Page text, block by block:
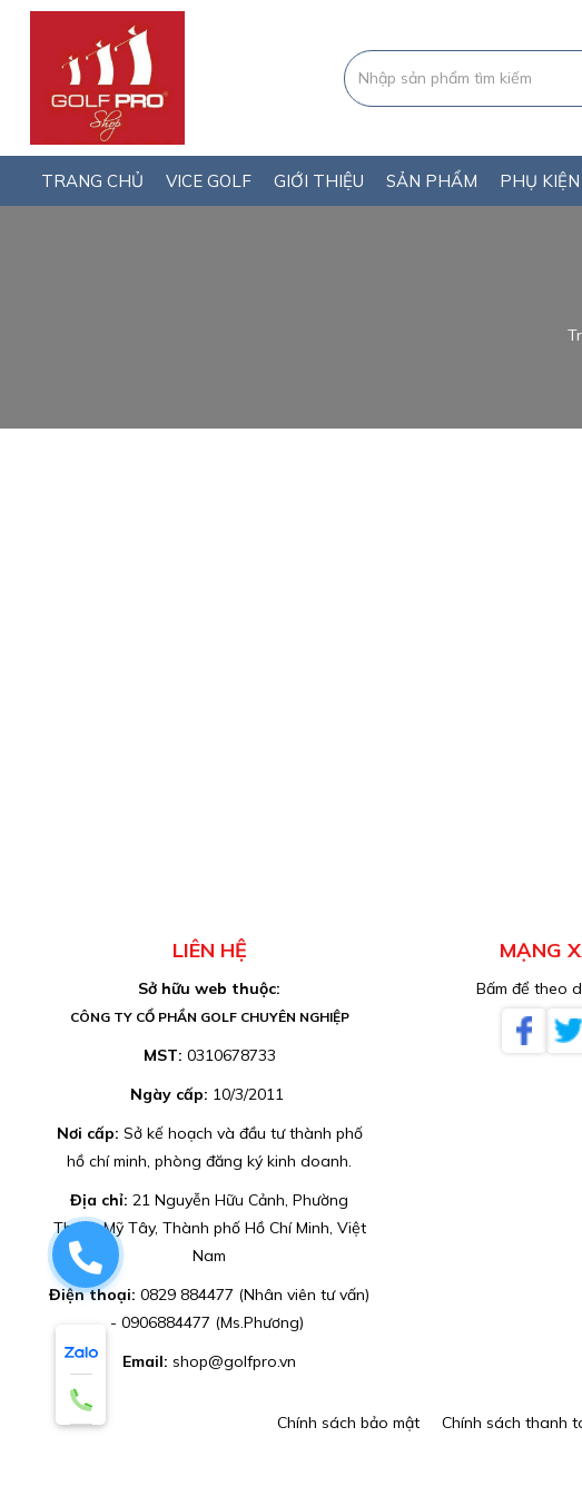
TRANG CHỦ VICE GOLF GIỚI THIỆU SẢN PHẨM PHỤ
LIÊN HỆ
Sở hữu web thuộc:
CÔNG TY CỔ PHẦN GOLF CHUYÊN NGHIỆP
MST: 0310678733
Ngày cấp: 10/3/2011
Nơi cấp: Sở kế hoạch và đầu tư thành phố
hồ chí minh, phòng đăng ký kinh doanh.
Địa chỉ:21 Nguyễn Hữu Cảnh, Phường
Thạnh Mỹ Tây, Thành phố Hồ Chí Minh, Việt
Nam
Điện thoại:0829 884477 (Nhân viên tư vấn)
- 0906884477 (Ms.Phương)
Email:shop@golfpro.vn
MẠNG
Bấm để theo
Chính sách bảo mật Chính sách thanh
0829884477